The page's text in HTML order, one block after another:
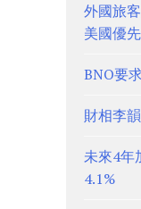
外國旅
美國優先
BNO要
財相李
未來4年
4.1%